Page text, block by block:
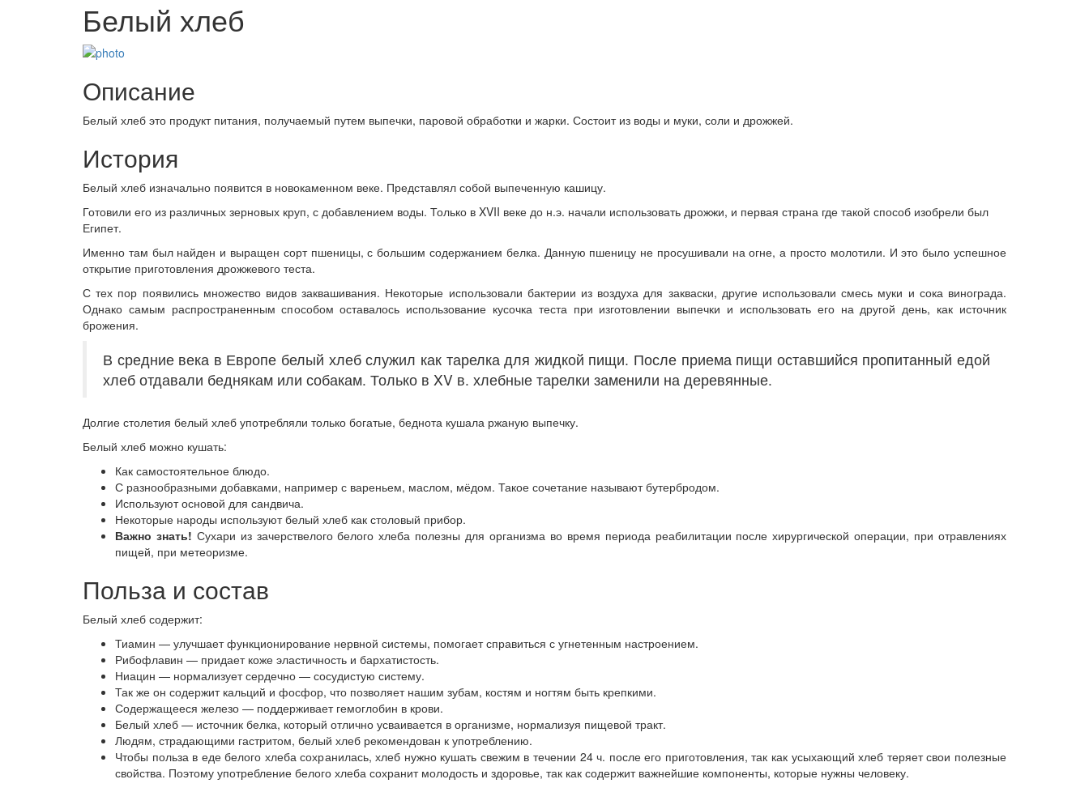
Белый хлеб
Описание
Белый хлеб это продукт питания, получаемый путем выпечки, паровой обработки и жарки. Состоит из воды и муки, соли и дрожжей.
История
Белый хлеб изначально появится в новокаменном веке. Представлял собой выпеченную кашицу.
Готовили его из различных зерновых круп, с добавлением воды. Только в XVII веке до н.э. начали использовать дрожжи, и первая страна где такой способ изобрели был
Египет.
Именно там был найден и выращен сорт пшеницы, с большим содержанием белка. Данную пшеницу не просушивали на огне, а просто молотили. И это было успешное
открытие приготовления дрожжевого теста.
С тех пор появились множество видов заквашивания. Некоторые использовали бактерии из воздуха для закваски, другие использовали смесь муки и сока винограда.
Однако самым распространенным способом оставалось использование кусочка теста при изготовлении выпечки и использовать его на другой день, как источник
брожения.
В средние века в Европе белый хлеб служил как тарелка для жидкой пищи. После приема пищи оставшийся пропитанный едой
хлеб отдавали беднякам или собакам. Только в XV в. хлебные тарелки заменили на деревянные.
Долгие столетия белый хлеб употребляли только богатые, беднота кушала ржаную выпечку.
Белый хлеб можно кушать:
Как самостоятельное блюдо.
С разнообразными добавками, например с вареньем, маслом, мёдом. Такое сочетание называют бутербродом.
Используют основой для сандвича.
Некоторые народы используют белый хлеб как столовый прибор.
Важно знать! Сухари из зачерствелого белого хлеба полезны для организма во время периода реабилитации после хирургической операции, при отравлениях
пищей, при метеоризме.
Польза и состав
Белый хлеб содержит:
Тиамин — улучшает функционирование нервной системы, помогает справиться с угнетенным настроением.
Рибофлавин — придает коже эластичность и бархатистость.
Ниацин — нормализует сердечно — сосудистую систему.
Так же он содержит кальций и фосфор, что позволяет нашим зубам, костям и ногтям быть крепкими.
Содержащееся железо — поддерживает гемоглобин в крови.
Белый хлеб — источник белка, который отлично усваивается в организме, нормализуя пищевой тракт.
Людям, страдающими гастритом, белый хлеб рекомендован к употреблению.
Чтобы польза в еде белого хлеба сохранилась, хлеб нужно кушать свежим в течении 24 ч. после его приготовления, так как усыхающий хлеб теряет свои полезные
свойства. Поэтому употребление белого хлеба сохранит молодость и здоровье, так как содержит важнейшие компоненты, которые нужны человеку.